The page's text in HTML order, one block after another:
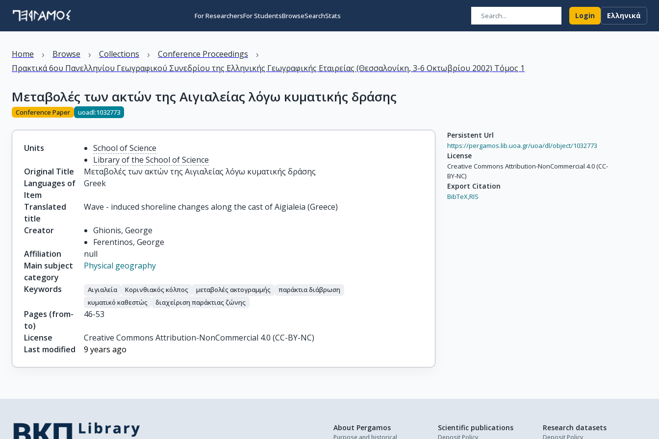
For ResearchersFor StudentsBrowseSearchStats Login Ελληνικά
Home › Browse › Collections › Conference Proceedings ›
Πρακτικά 6ου Πανελληνίου Γεωγραφικού Συνεδρίου της Ελληνικής Γεωγραφικής Εταιρείας (Θεσσαλονίκη, 3-6 Οκτωβρίου 2002) Τόμος 1
Μεταβολές των ακτών της Αιγιαλείας λόγω κυματικής δράσης
Conference Paper uoadl:1032773
Units
School of Science
Library of the School of Science
Original Title
Μεταβολές των ακτών της Αιγιαλείας λόγω κυματικής δράσης
Languages of
Item
Greek
Translated
title
Wave - induced shoreline changes along the cast of Aigialeia (Greece)
Creator
Ghionis, George
Ferentinos, George
Affiliation
null
Main subject
category
Physical geography
Keywords Αιγιαλεία Κορινθιακός κόλπος μεταβολές ακτογραμμής
παράκτια διάβρωση
κυματικό καθεστώς
διαχείριση παράκτιας ζώνης
Pages (from-
to)
46-53
License
Creative Commons Attribution-NonCommercial 4.0 (CC-BY-NC)
Last modified
9 years ago
Persistent Url
https://pergamos.lib.uoa.gr/uoa/dl/object/1032773
License
Creative Commons Attribution-NonCommercial 4.0 (CC-
BY-NC)
Export Citation
BibTeX,RIS
About Pergamos Scientific publications Research datasets